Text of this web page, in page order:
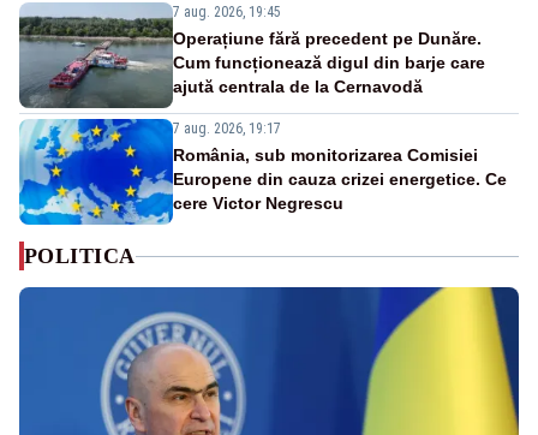
7 aug. 2026, 19:45
Operațiune fără precedent pe Dunăre.
Cum funcționează digul din barje care
ajută centrala de la Cernavodă
7 aug. 2026, 19:17
România, sub monitorizarea Comisiei
Europene din cauza crizei energetice. Ce
cere Victor Negrescu
POLITICA